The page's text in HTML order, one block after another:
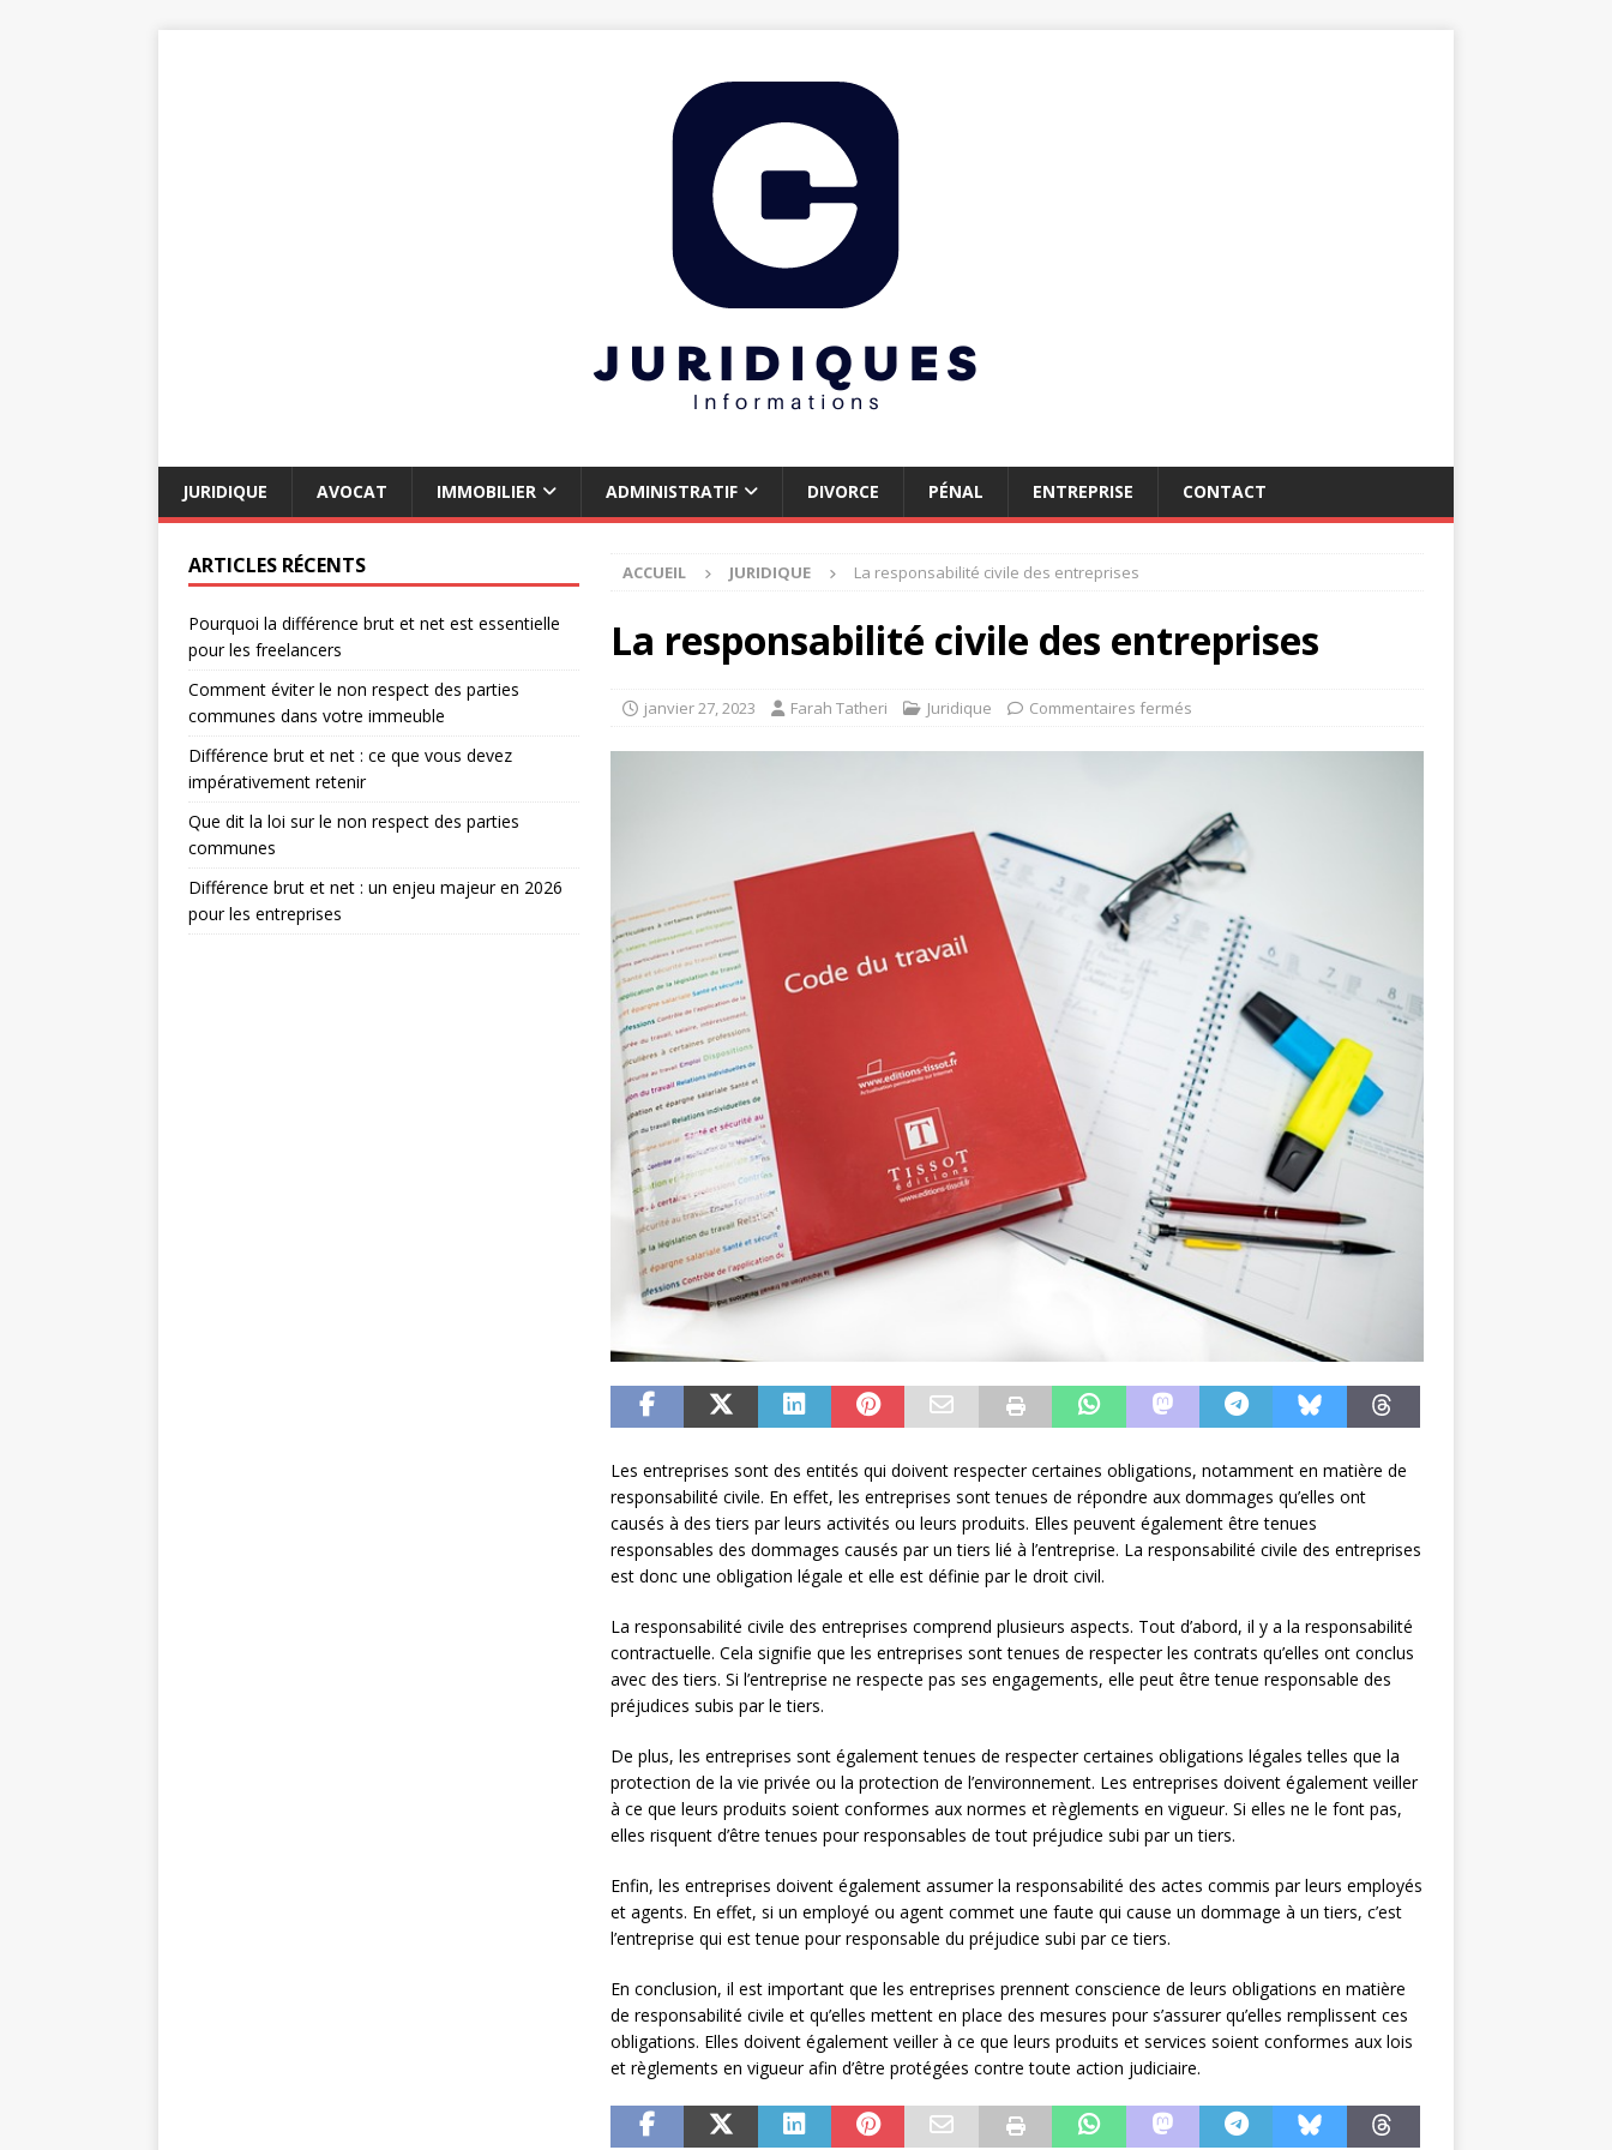
JURIDIQUE AVOCAT IMMOBILIER ADMINISTRATIF DIVORCE PÉNAL ENTREPRISE CONTACT
ACCUEIL JURIDIQUE La responsabilité civile des entreprises
La responsabilité civile des entreprises
janvier 27, 2023 Farah Tatheri Juridique Commentaires fermés
Les entreprises sont des entités qui doivent respecter certaines obligations, notamment en matière de
responsabilité civile. En effet, les entreprises sont tenues de répondre aux dommages qu’elles ont
causés à des tiers par leurs activités ou leurs produits. Elles peuvent également être tenues
responsables des dommages causés par un tiers lié à l’entreprise. La responsabilité civile des entreprises
est donc une obligation légale et elle est définie par le droit civil.
La responsabilité civile des entreprises comprend plusieurs aspects. Tout d’abord, il y a la responsabilité
contractuelle. Cela signifie que les entreprises sont tenues de respecter les contrats qu’elles ont conclus
avec des tiers. Si l’entreprise ne respecte pas ses engagements, elle peut être tenue responsable des
préjudices subis par le tiers.
De plus, les entreprises sont également tenues de respecter certaines obligations légales telles que la
protection de la vie privée ou la protection de l’environnement. Les entreprises doivent également veiller
à ce que leurs produits soient conformes aux normes et règlements en vigueur. Si elles ne le font pas,
elles risquent d’être tenues pour responsables de tout préjudice subi par un tiers.
Enfin, les entreprises doivent également assumer la responsabilité des actes commis par leurs employés
et agents. En effet, si un employé ou agent commet une faute qui cause un dommage à un tiers, c’est
l’entreprise qui est tenue pour responsable du préjudice subi par ce tiers.
En conclusion, il est important que les entreprises prennent conscience de leurs obligations en matière
de responsabilité civile et qu’elles mettent en place des mesures pour s’assurer qu’elles remplissent ces
obligations. Elles doivent également veiller à ce que leurs produits et services soient conformes aux lois
et règlements en vigueur afin d’être protégées contre toute action judiciaire.
ARTICLES RÉCENTS
Pourquoi la différence brut et net est essentielle
pour les freelancers
Comment éviter le non respect des parties
communes dans votre immeuble
Différence brut et net : ce que vous devez
impérativement retenir
Que dit la loi sur le non respect des parties
communes
Différence brut et net : un enjeu majeur en 2026
pour les entreprises